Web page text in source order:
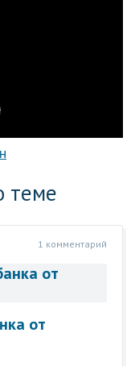
теме
1 комментарий
от